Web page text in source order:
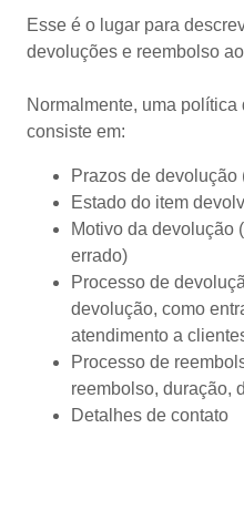
Esse é o lugar para
devoluções e reembolso
Normalmente, uma
consiste em:
Prazos de devolução
Estado do item
Motivo da devolução
errado)
Processo de
devolução, como
atendimento a
Processo de
reembolso, duração,
Detalhes de contato